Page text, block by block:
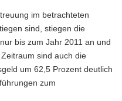
im betrachteten
sind, stiegen die
bis zum Jahr 2011 an und
sind auch die
um 62,5 Prozent deutlich
zum